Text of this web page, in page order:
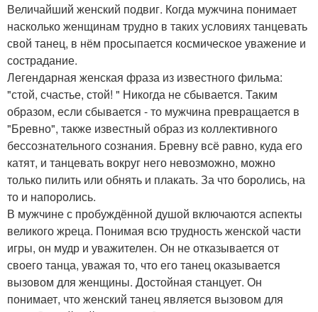
Величайший женский подвиг. Когда мужчина понимает
насколько женщинам трудно в таких условиях танцевать
свой танец, в нём просыпается космическое уважение и
сострадание.
Легендарная женская фраза из известного фильма:
"стой, счастье, стой! " Никогда не сбывается. Таким
образом, если сбывается - то мужчина превращается в
"Бревно", также известный образ из коллективного
бессознательного сознания. Бревну всё равно, куда его
катят, и танцевать вокруг него невозможно, можно
только пилить или обнять и плакать. За что боролись, на
то и напоролись.
В мужчине с пробуждённой душой включаются аспекты
великого жреца. Понимая всю трудность женской части
игры, он мудр и уважителен. Он не отказывается от
своего танца, уважая то, что его танец оказывается
вызовом для женщины. Достойная станцует. Он
понимает, что женский танец является вызовом для